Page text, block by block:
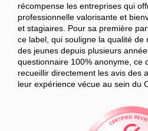
récompense les entreprises qui
professionnelle valorisante et
et stagiaires. Pour sa première
ce label, qui souligne la qualité de
des jeunes depuis plusieurs
questionnaire 100% anonyme, ce
recueillir directement les avis des
leur expérience vécue au sein du